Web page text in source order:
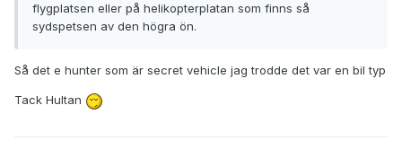
flygplatsen eller på helikopterplatan som finns så
sydspetsen av den högra ön.
Så det e hunter som är secret vehicle jag trodde det var en bil typ
Tack Hultan